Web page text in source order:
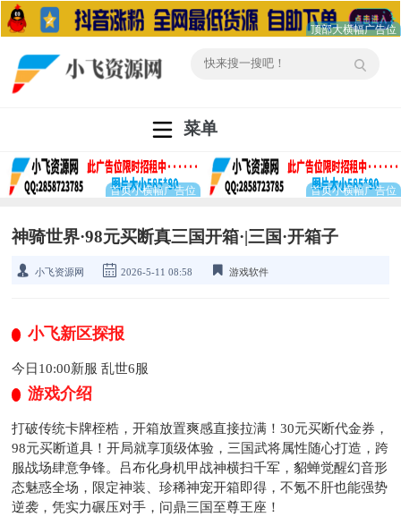
菜单
神骑世界·98元买断真三国开箱·|三国·开箱子
小飞资源网 2026-5-11 08:58 游戏软件
小飞新区探报
今日10:00新服 乱世6服
游戏介绍
打破传统卡牌桎梏，开箱放置爽感直接拉满！30元买断代金券，
98元买断道具！开局就享顶级体验，三国武将属性随心打造，跨
服战场肆意争锋。吕布化身机甲战神横扫千军，貂蝉觉醒幻音形
态魅惑全场，限定神装、珍稀神宠开箱即得，不氪不肝也能强势
逆袭，凭实力碾压对手，问鼎三国至尊王座！